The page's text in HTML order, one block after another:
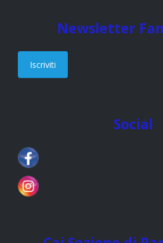
Newsletter
Iscriviti
Social